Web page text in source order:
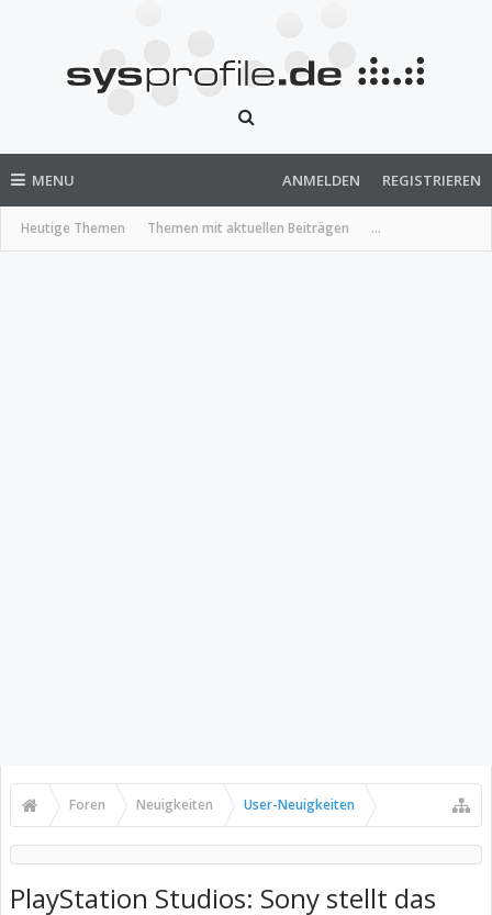
MENU
Heutige Themen Themen mit aktuellen Beiträgen ...
ANMELDEN REGISTRIEREN
Foren Neuigkeiten User-Neuigkeiten
PlayStation Studios: Sony stellt das